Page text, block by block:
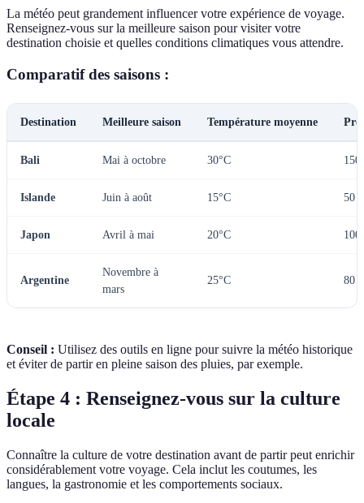
La météo peut grandement influencer votre expérience de voyage.
Renseignez-vous sur la meilleure saison pour visiter votre
destination choisie et quelles conditions climatiques vous attendre.
Comparatif des saisons :
Destination Meilleure saison Température moyenne
Bali Mai à octobre 30°C 150
Islande Juin à août 15°C 50
Japon Avril à mai 20°C 100
Argentine
Novembre à
mars
25°C 80
Conseil : Utilisez des outils en ligne pour suivre la météo historique
et éviter de partir en pleine saison des pluies, par exemple.
Étape 4 : Renseignez-vous sur la culture
locale
Connaître la culture de votre destination avant de partir peut enrichir
considérablement votre voyage. Cela inclut les coutumes, les
langues, la gastronomie et les comportements sociaux.